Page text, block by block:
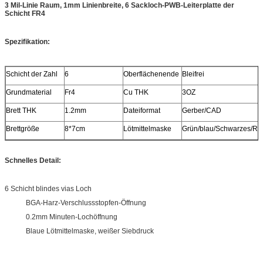
3 Mil-Linie Raum, 1mm Linienbreite, 6 Sackloch-PWB-Leiterplatte der
Schicht FR4
Spezifikation:
Schicht der Zahl 6 Oberflächenende Bleifrei
Grundmaterial Fr4 Cu THK 3OZ
Brett THK 1.2mm Dateiformat Gerber/CAD
Brettgröße 8*7cm Lötmittelmaske Grün/blau/Schwarzes/Rot
Schnelles Detail:
6 Schicht blindes vias Loch
BGA-Harz-Verschlussstopfen-Öffnung
0.2mm Minuten-Lochöffnung
Blaue Lötmittelmaske, weißer Siebdruck